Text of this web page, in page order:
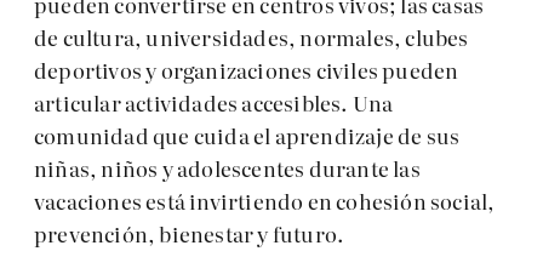
de cultura, universidades, normales, clubes
deportivos y organizaciones civiles pueden
articular actividades accesibles. Una
comunidad que cuida el aprendizaje de sus
niñas, niños y adolescentes durante las
vacaciones está invirtiendo en cohesión social,
prevención, bienestar y futuro.